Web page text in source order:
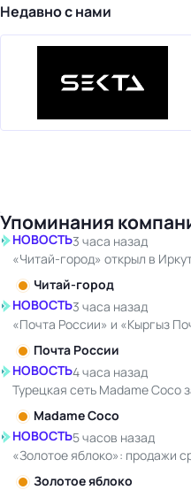
Недавно с нами
Упоминания
НОВОСТЬ3 часа назад
«Читай-город» открыл в
Читай-город
НОВОСТЬ3 часа назад
«Почта России» и «Кыргыз
Почта России
НОВОСТЬ4 часа назад
Турецкая сеть Madame Coco
Madame Coco
НОВОСТЬ5 часов назад
«Золотое яблоко»: продажи
Золотое яблоко